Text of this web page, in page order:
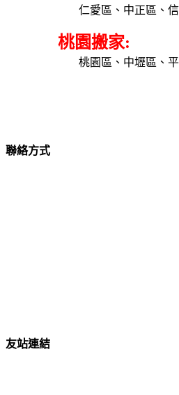
仁愛區、中正區、
桃園搬家:
桃園區、中壢區、
聯絡方式
友站連結